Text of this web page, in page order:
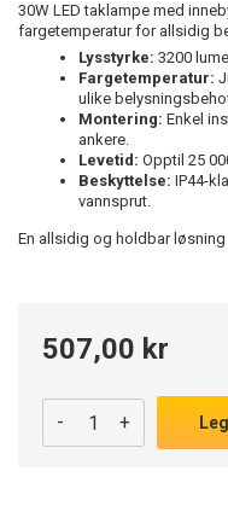
30W LED taklampe med
fargetemperatur for allsidig
Lysstyrke: 3200
Fargetemperatur:
ulike
Montering: Enkel
ankere.
Levetid: Opptil 25
Beskyttelse: IP44-
vannsprut.
En allsidig og holdbar
507,00 kr
- +